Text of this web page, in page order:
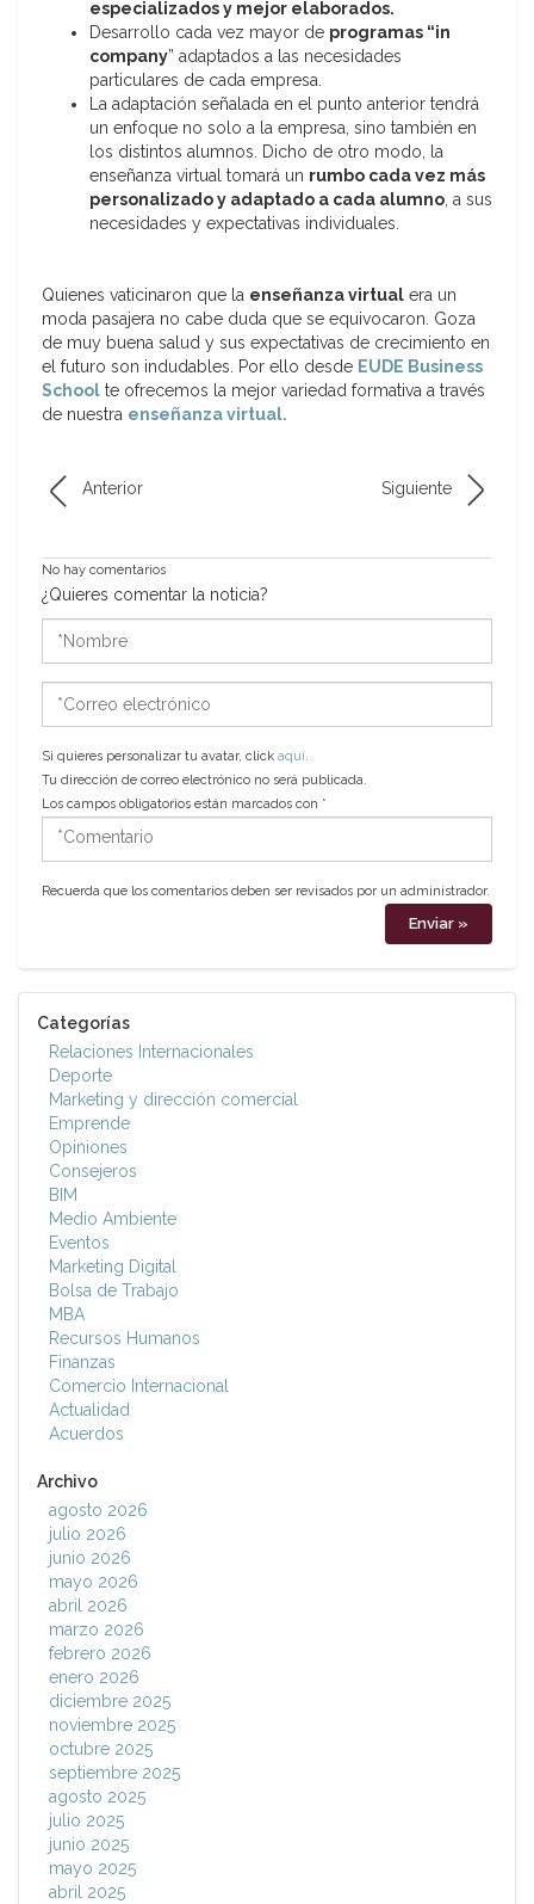
especializados y mejor elaborados.
Desarrollo cada vez mayor de programas “in
company” adaptados a las necesidades
particulares de cada empresa.
La adaptación señalada en el punto anterior tendrá
un enfoque no solo a la empresa, sino también en
los distintos alumnos. Dicho de otro modo, la
enseñanza virtual tomará un rumbo cada vez más
personalizado y adaptado a cada alumno , a sus
necesidades y expectativas individuales.
Quienes vaticinaron que la enseñanza virtual era un
moda pasajera no cabe duda que se equivocaron. Goza
de muy buena salud y sus expectativas de crecimiento en
el futuro son indudables. Por ello desde EUDE Business
School te ofrecemos la mejor variedad formativa a través
de nuestra enseñanza virtual.
Anterior Siguiente
No hay comentarios
¿Quieres comentar la noticia?
electrónico
Si quieres personalizar tu avatar, click aquí.
Tu dirección de correo electrónico no será publicada.
Los campos obligatorios están marcados con *
*Comentario
Recuerda que los comentarios deben ser revisados por un administrador.
Categorías
Relaciones Internacionales
Deporte
Marketing y dirección comercial
Emprende
Opiniones
Consejeros
BIM
Medio Ambiente
Eventos
Marketing Digital
Bolsa de Trabajo
MBA
Recursos Humanos
Finanzas
Comercio Internacional
Actualidad
Acuerdos
Archivo
agosto 2026
julio 2026
junio 2026
mayo 2026
abril 2026
marzo 2026
febrero 2026
enero 2026
diciembre 2025
noviembre 2025
octubre 2025
septiembre 2025
agosto 2025
julio 2025
junio 2025
mayo 2025
abril 2025